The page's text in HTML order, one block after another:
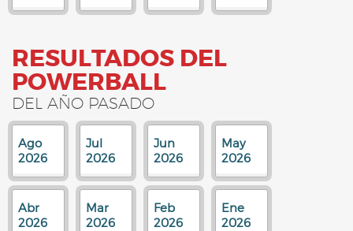
RESULTADOS DEL
POWERBALL
DEL AÑO PASADO
Ago
2026
Jul
2026
Jun
2026
May
2026
Abr
2026
Mar
2026
Feb
2026
Ene
2026